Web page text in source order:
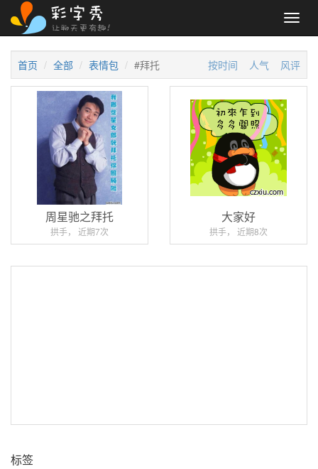
首页 全部 表情包 #拜托 按时间 人气 风评
周星驰之拜托
拱手， 近期7次
大家好
拱手， 近期8次
标签